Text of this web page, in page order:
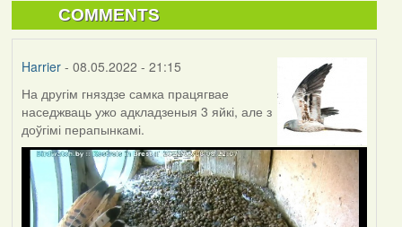
COMMENTS
Harrier- 08.05.2022 - 21:15
На другім гняздзе самка працягвае
наседжваць ужо адкладзеныя 3 яйкі, але з
доўгімі перапынкамі.